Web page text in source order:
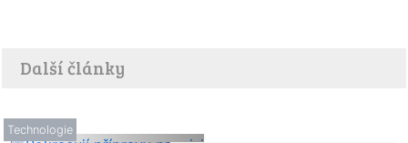
Další články
Technologie